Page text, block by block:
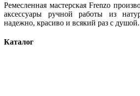
Ремесленная мастерская Frenzo
аксессуары ручной работы из
надежно, красиво и всякий раз с душой.
Каталог